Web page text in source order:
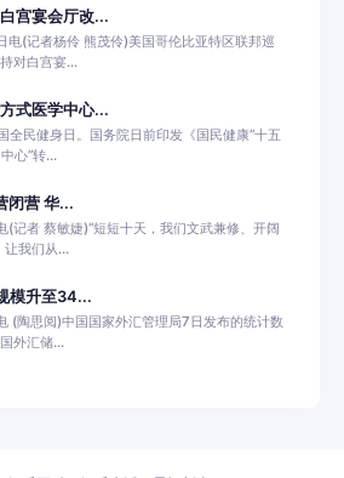
宫宴会厅改...
(记者杨伶 熊茂伶)美国哥伦比亚特区联邦巡
对白宫宴...
式医学中心...
民健身日。国务院日前印发《国民健康“十五
心”转...
闭营 华...
者 蔡敏婕)“短短十天，我们文武兼修、开阔
让我们从...
模升至34...
思阅)中国国家外汇管理局7日发布的统计数
外汇储...